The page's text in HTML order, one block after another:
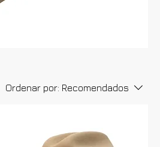
Ordenar por: Recomendados